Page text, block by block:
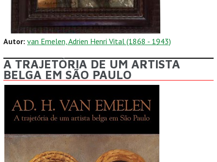
Autor: van Emelen, Adrien Henri Vital (1868 - 1943)
A TRAJETÓRIA DE UM ARTISTA
BELGA EM SÃO PAULO